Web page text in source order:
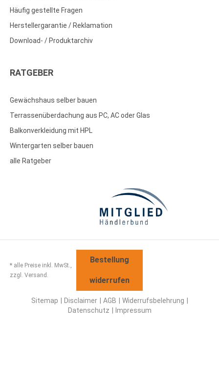
Häufig gestellte Fragen
Herstellergarantie / Reklamation
Download- / Produktarchiv
RATGEBER
Gewächshaus selber bauen
Terrassenüberdachung aus PC, AC oder Glas
Balkonverkleidung mit HPL
Wintergarten selber bauen
alle Ratgeber
* alle Preise inkl. MwSt.,
zzgl. Versand.
Bestellung
widerrufen
Sitemap Disclaimer AGB
Widerrufsbelehrung
Datenschutz
Impressum